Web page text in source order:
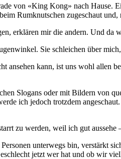
von «King Kong» nach Hause.
Rumknutschen zugeschaut und,
erklären mir die andern. Und da
Sie schleichen über
ansehen kann, ist uns wohl allen
Slogans oder mit Bildern von
ich jedoch trotzdem
zu werden, weil ich gut
unterwegs bin, verstärkt
jetzt wer hat und ob wir